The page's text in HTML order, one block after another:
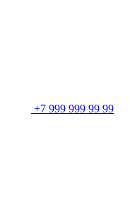
+7 999 999 99 99